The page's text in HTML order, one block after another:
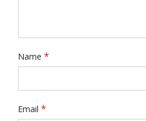
Name *
Email *